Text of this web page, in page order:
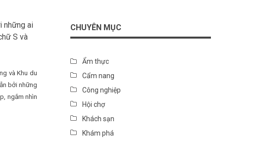
những ai
S và
và Khu du
bởi những
ngắm nhìn
CHUYÊN MỤC
Ẩm thực
Cẩm nang
Công nghiệp
Hội chợ
Khách sạn
Khám phá